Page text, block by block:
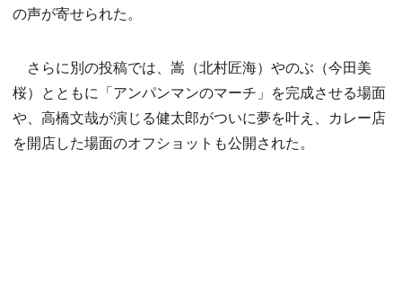
の声が寄せられた。
さらに別の投稿では、嵩（北村匠海）やのぶ（今田美
桜）とともに「アンパンマンのマーチ」を完成させる場面
や、高橋文哉が演じる健太郎がついに夢を叶え、カレー店
を開店した場面のオフショットも公開された。